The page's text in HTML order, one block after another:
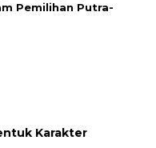
Pemilihan Putra-
Karakter